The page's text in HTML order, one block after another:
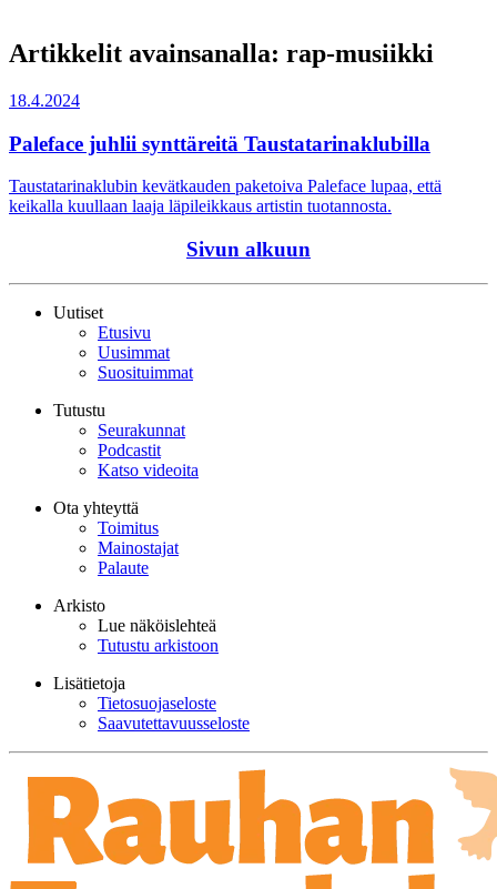
Artikkelit avainsanalla: rap-musiikki
18.4.2024
Paleface juhlii synttäreitä Taustatarinaklubilla
Taustatarinaklubin kevätkauden paketoiva Paleface lupaa, että
keikalla kuullaan laaja läpileikkaus artistin tuotannosta.
Sivun alkuun
Uutiset
Etusivu
Uusimmat
Suosituimmat
Tutustu
Seurakunnat
Podcastit
Katso videoita
Ota yhteyttä
Toimitus
Mainostajat
Palaute
Arkisto
Lue näköislehteä
Tutustu arkistoon
Lisätietoja
Tietosuojaseloste
Saavutettavuusseloste